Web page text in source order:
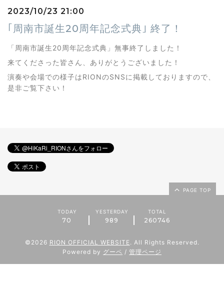
2023/10/23 21:00
｢周南市誕生20周年記念式典｣ 終了！
「周南市誕生20周年記念式典」無事終了しました！
来てくださった皆さん、ありがとうございました！
演奏や会場での様子はRIONのSNSに掲載しておりますので、
是非ご覧下さい！
PAGE TOP
TODAY
70
YESTERDAY
989
TOTAL
260746
©2026 RION OFFICIAL WEBSITE. All Rights Reserved.
Powered by グーペ / 管理ページ